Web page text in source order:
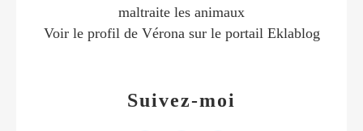
Suivez-moi
maltraite les animaux
Voir le profil de Véronasur le portail Eklablog